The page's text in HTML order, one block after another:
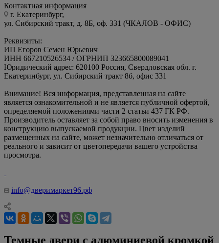
Контактная информация
г. Екатеринбург,
ул. Сибирский тракт, д. 8Б, оф. 331 (ЧКАЛОВ - ОФИС)
Реквизиты:
ИП Егоров Семен Юрьевич
ИНН 667210526534 / ОГРНИП 323665800089041
Юридический адрес: 620100 Россия, Свердловская обл. г.
Екатеринбург, ул. Сибирский тракт 8б, офис 331
Внимание! Вся информация, представленная на сайте
является ознакомительной и не является публичной офертой,
определяемой положениями части 2 статьи 437 ГК РФ.
Производитель оставляет за собой право вносить изменения в
конструкцию выпускаемой продукции. Цвет изделий
размещенных на сайте, может незначительно отличаться от
реального и зависит от цветопередачи вашего устройства
просмотра.
info@дверимаркет96.рф
Темные двери с алюминиевой кромкой